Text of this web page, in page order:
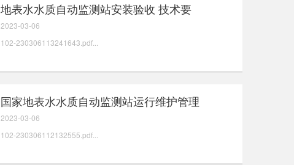
地表水水质自动监测站安装验收 技术要
102-230306113241643.pdf...
2023-03-06
国家地表水水质自动监测站运行维护管理
102-230306112132555.pdf...
2023-03-06